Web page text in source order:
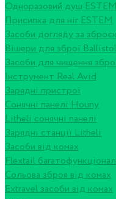
Одноразовий душ
Присипка для ніг ESTEM
Засоби догляду за
Вішери для зброї Ballistol
Засоби для чищення
Інструмент Real Avid
Зарядні пристрої
Сонячні панелі Houny
Litheli сонячні панелі
Зарядні станції Litheli
Засоби від комах
Flextail
Сольова зброя від комах
Extravel засоби від комах